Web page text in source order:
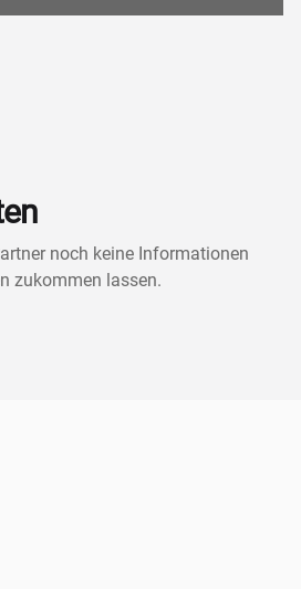
noch keine Informationen
zukommen lassen.